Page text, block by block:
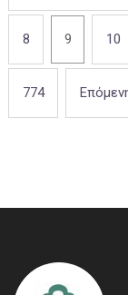
8 9 10
774